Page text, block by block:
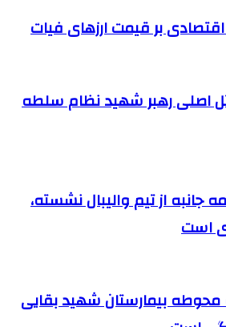
اقتصادی بر قیمت ارزهای فیات
اصلی رهبر شهید نظام سلطه
جانبه از تیم والیبال نشسته،
است
محوطه بیمارستان شهید بقایی